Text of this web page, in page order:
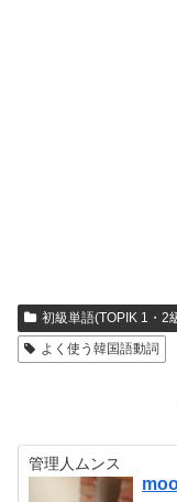
初級単語(TOPIK 1・2
よく使う韓国語動詞
管理人ムンス